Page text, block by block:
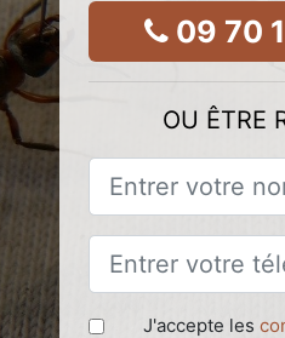
09 70
OU ÊTRE
J'accepte les